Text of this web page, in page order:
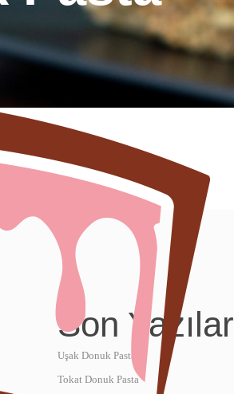
Son Yazılar
Uşak Donuk Pasta
Tokat Donuk Pasta